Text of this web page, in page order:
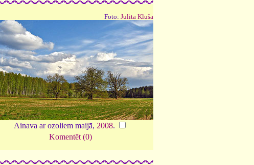
Foto: Julita Kluša
Ainava ar ozoliem maijā, 2008.
Komentēt (0)